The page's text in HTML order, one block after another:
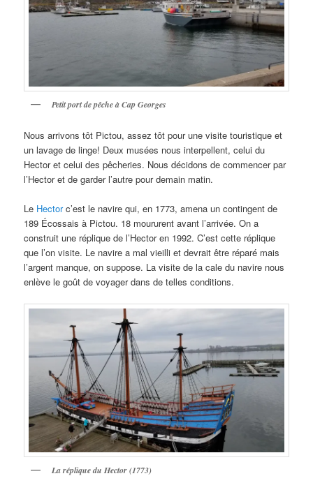
Petit port de pêche à Cap Georges
Nous arrivons tôt Pictou, assez tôt pour une visite touristique et
un lavage de linge! Deux musées nous interpellent, celui du
Hector et celui des pêcheries. Nous décidons de commencer par
l’Hector et de garder l’autre pour demain matin.
Le Hectorc’est le navire qui, en 1773, amena un contingent de
189 Écossais à Pictou. 18 moururent avant l’arrivée. On a
construit une réplique de l’Hector en 1992. C’est cette réplique
que l’on visite. Le navire a mal vieilli et devrait être réparé mais
l’argent manque, on suppose. La visite de la cale du navire nous
enlève le goût de voyager dans de telles conditions.
La réplique du Hector (1773)